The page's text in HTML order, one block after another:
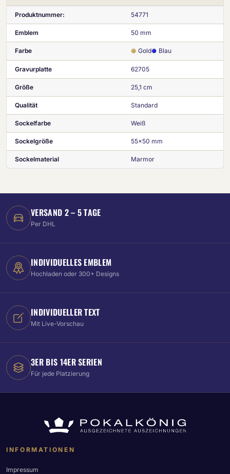
Produktnummer: 54771
Emblem 50 mm
Farbe Gold Blau
Gravurplatte 62705
Größe 25,1 cm
Qualität Standard
Sockelfarbe Weiß
Sockelgröße 55x50 mm
Sockelmaterial Marmor
VERSAND 2 – 5 TAGE
Per DHL
INDIVIDUELLES EMBLEM
Hochladen oder 300+ Designs
INDIVIDUELLER TEXT
Mit Live-Vorschau
3ER BIS 14ER SERIEN
Für jede Platzierung
INFORMATIONEN
Impressum